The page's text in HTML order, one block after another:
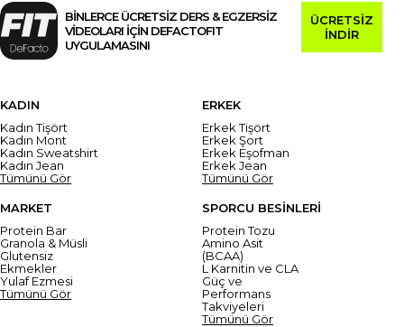
BİNLERCE ÜCRETSİZ DERS & EGZERSİZ
VİDEOLARI İÇİN DEFACTOFIT
UYGULAMASINI
ÜCRETSİZ
İNDİR
KADIN
Kadın Tişört
Kadın Mont
Kadın Sweatshirt
Kadın Jean
Tümünü Gör
ERKEK
Erkek Tişört
Erkek Şort
Erkek Eşofman
Erkek Jean
Tümünü Gör
MARKET
Protein Bar
Granola & Müsli
Glutensiz
Ekmekler
Yulaf Ezmesi
Tümünü Gör
SPORCU BESİNLERİ
Protein Tozu
Amino Asit
(BCAA)
L Karnitin ve CLA
Güç ve
Performans
Takviyeleri
Tümünü Gör